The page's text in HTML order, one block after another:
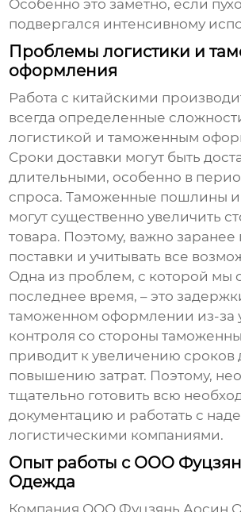
Особенно это заметно, если
подвергался интенсивному
Проблемы логистики и
оформления
Работа с китайскими
всегда определенные
логистикой и таможенным
Сроки доставки могут быть
длительными, особенно в
спроса. Таможенные пошлины
могут существенно увеличить
товара. Поэтому, важно заранее
поставки и учитывать все
Одна из проблем, с которой мы
последнее время, – это
таможенном оформлении из-за
контроля со стороны
приводит к увеличению сроков
повышению затрат. Поэтому,
тщательно готовить всю
документацию и работать с
логистическими компаниями.
Опыт работы с ООО
Одежда